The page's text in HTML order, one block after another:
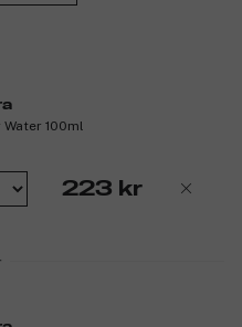
100ml
223 kr